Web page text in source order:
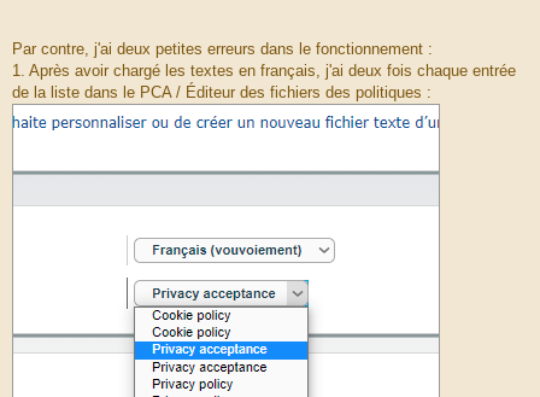
Par contre, j'ai deux petites erreurs dans le fonctionnement :
1. Après avoir chargé les textes en français, j'ai deux fois chaque entrée
de la liste dans le PCA / Éditeur des fichiers des politiques :